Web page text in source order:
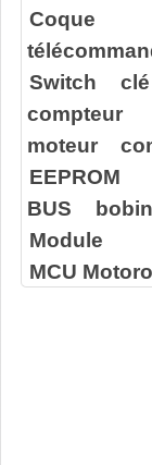
Coque
Switch clé
compteur
moteur
EEPROM
BUS
Module
MCU